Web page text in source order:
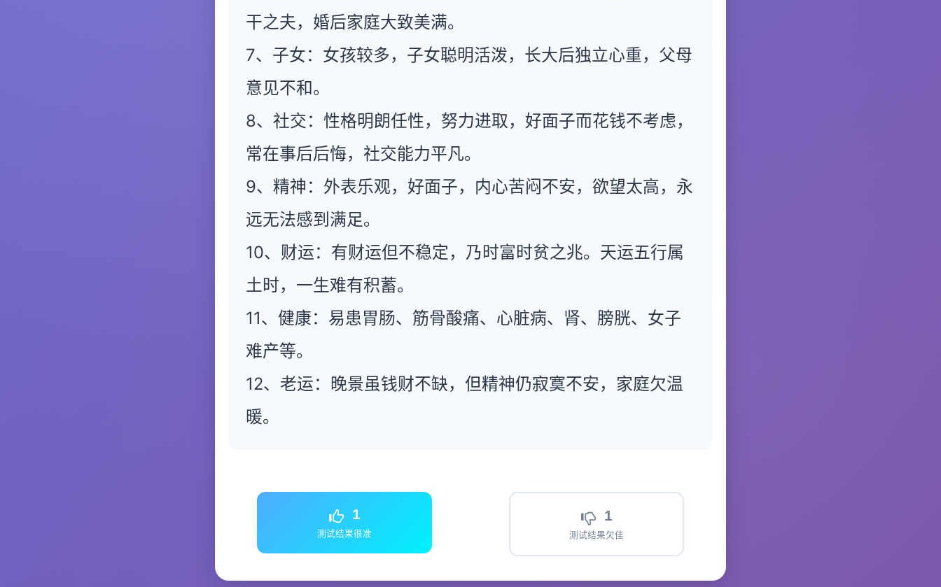
干之夫，婚后家庭大致美满。
7、子女：女孩较多，子女聪明活泼，长大后独立心重，父母
意见不和。
8、社交：性格明朗任性，努力进取，好面子而花钱不考虑，
常在事后后悔，社交能力平凡。
9、精神：外表乐观，好面子，内心苦闷不安，欲望太高，永
远无法感到满足。
10、财运：有财运但不稳定，乃时富时贫之兆。天运五行属
土时，一生难有积蓄。
11、健康：易患胃肠、筋骨酸痛、心脏病、肾、膀胱、女子
难产等。
12、老运：晚景虽钱财不缺，但精神仍寂寞不安，家庭欠温
暖。
1
测试结果很准
1
测试结果欠佳